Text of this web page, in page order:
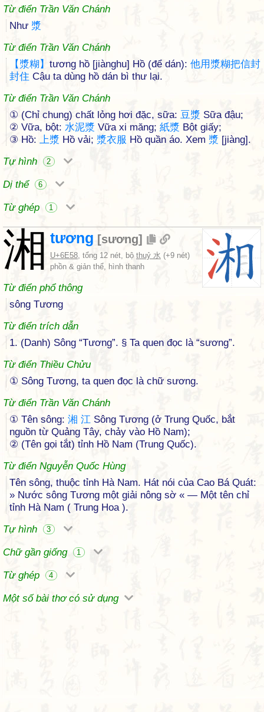
Từ điển Trần Văn Chánh
Như 漿
Từ điển Trần Văn Chánh
【 漿糊 】 tương hồ [jiànghu] Hồ (để dán): 他用 漿糊把信封
封住 Cậu ta dùng hồ dán bì thư lại.
Từ điển Trần Văn Chánh
① (Chỉ chung) chất lỏng hơi đặc, sữa: 豆漿 Sữa đậu;
② Vữa, bột: 水泥漿 Vữa xi măng; 紙漿 Bột giấy;
③ Hồ: 上漿 Hồ vải; 漿衣服 Hồ quần áo. Xem 漿 [jiàng].
Tự hình
2
Dị thể 6
Từ ghép 1
湘 tương [sương]
U+6E58, tổng 12 nét, bộ thuỷ 水 (+9 nét)
phồn & giản thể, hình thanh
Từ điển phổ thông
sông Tương
Từ điển trích dẫn
1. (Danh) Sông “Tương”. § Ta quen đọc là “sương”.
Từ điển Thiều Chửu
① Sông Tương, ta quen đọc là chữ sương.
Từ điển Trần Văn Chánh
① Tên sông: 湘 江 Sông Tương (ở Trung Quốc, bắt
nguồn từ Quảng Tây, chảy vào Hồ Nam);
② (Tên gọi tắt) tỉnh Hồ Nam (Trung Quốc).
Từ điển Nguyễn Quốc Hùng
Tên sông, thuộc tỉnh Hà Nam. Hát nói của Cao Bá Quát:
» Nước sông Tương một giải nông sờ « — Một tên chỉ
tỉnh Hà Nam ( Trung Hoa ).
Tự hình
3
Chữ gần giống 1
Từ ghép 4
Một số bài thơ có sử dụng